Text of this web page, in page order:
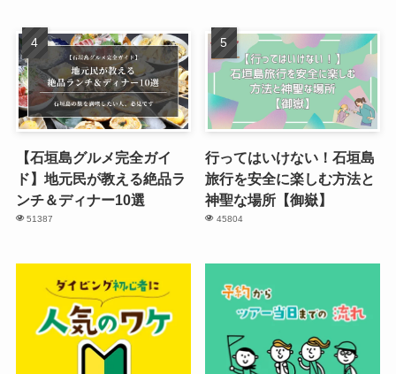
【石垣島グルメ完全ガイ
ド】地元民が教える絶品ラ
ンチ＆ディナー10選
51387
行ってはいけない！石垣島
旅行を安全に楽しむ方法と
神聖な場所【御嶽】
45804